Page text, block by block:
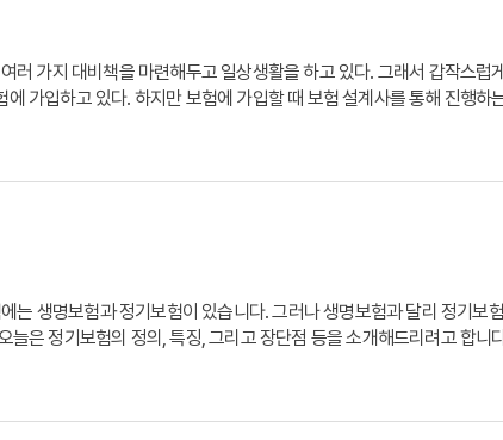
러 가지 대비책을 마련해두고 일상생활을 하고 있다. 그래서 갑작스럽
가입하고 있다. 하지만 보험에 가입할 때 보험 설계사를 통해 진행하
는 생명보험과 정기보험이 있습니다. 그러나 생명보험과 달리 정기보
은 정기보험의 정의, 특징, 그리고 장단점 등을 소개해드리려고 합니